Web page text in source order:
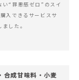
い“罪悪感ゼロ”のスイ
入できるサービスサ
した。
合成甘味料・小麦